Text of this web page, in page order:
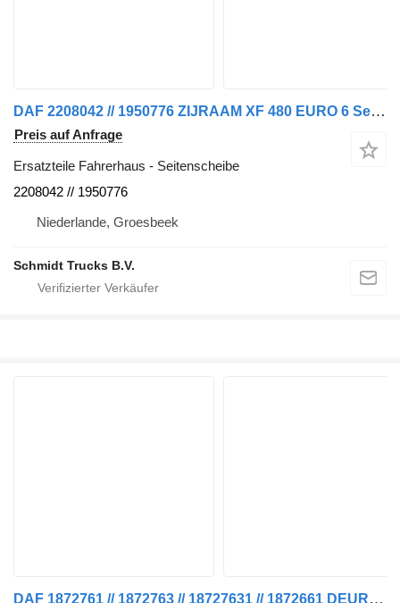
DAF 2208042 // 1950776 ZIJRAAM XF 480 EURO 6 Seitenscheibe für LKW
Preis auf Anfrage
Ersatzteile Fahrerhaus - Seitenscheibe
2208042 // 1950776
Niederlande, Groesbeek
Schmidt Trucks B.V.
DAF 1872761 // 1872763 // 18727631 // 1872661 DEURKLING R+L XF 480 Türgriff für LKW